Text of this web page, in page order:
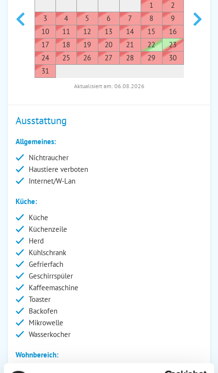
1
2
3
4 5 6 7 8
9
10
11 12 13 14 15
16
17
18 19 20 21 22
23
24
25 26 27 28 29
30
31
7
Aktualisiert am: 06.08.2026
Ausstattung
Allgemeines:
Nichtraucher
Haustiere verboten
Internet/W-Lan
Küche:
Küche
Küchenzeile
Herd
Kühlschrank
Gefrierfach
Geschirrspüler
Kaffeemaschine
Toaster
Backofen
Mikrowelle
Wasserkocher
Wohnbereich: